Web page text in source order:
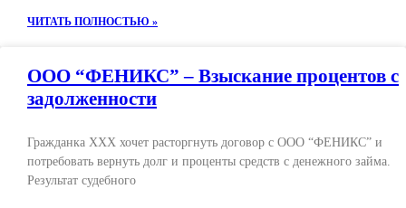
ЧИТАТЬ ПОЛНОСТЬЮ »
ООО “ФЕНИКС” – Взыскание процентов с
задолженности
Гражданка ХХХ хочет расторгнуть договор с ООО “ФЕНИКС” и
потребовать вернуть долг и проценты средств с денежного займа.
Результат судебного